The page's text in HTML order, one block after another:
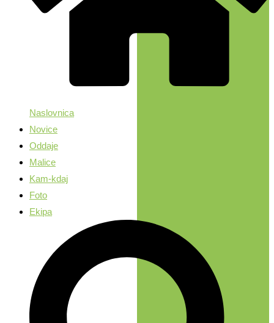
Naslovnica
Novice
Oddaje
Malice
Kam-kdaj
Foto
Ekipa